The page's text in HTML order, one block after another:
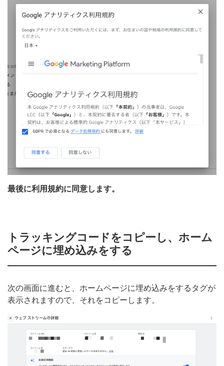
最後に利用規約に同意します。
トラッキングコードをコピーし、ホーム
ページに埋め込みをする
次の画面に進むと、ホームページに埋め込みをするタグが
表示されますので、それをコピーします。